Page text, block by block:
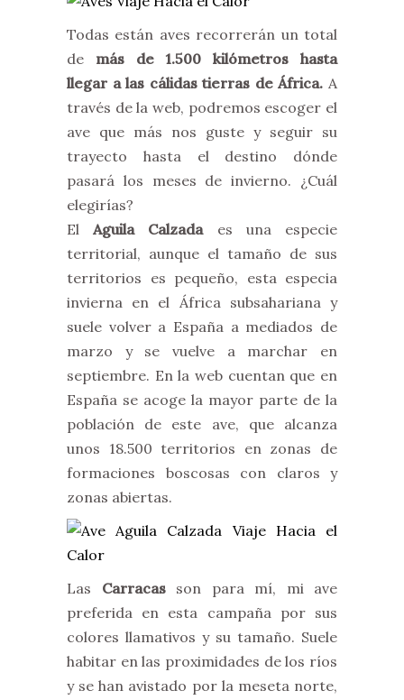
Todas están aves recorrerán un total
de más de 1.500 kilómetros hasta
llegar a las cálidas tierras de África. A
través de la web, podremos escoger el
ave que más nos guste y seguir su
trayecto hasta el destino dónde
pasará los meses de invierno. ¿Cuál
elegirías?
ElAguila Calzadaes una especie
territorial, aunque el tamaño de sus
territorios es pequeño, esta especia
invierna en el África subsahariana y
suele volver a España a mediados de
marzo y se vuelve a marchar en
septiembre. En la web cuentan que en
España se acoge la mayor parte de la
población de este ave, que alcanza
unos 18.500 territorios en zonas de
formaciones boscosas con claros y
zonas abiertas.
Las Carracasson para mí, mi ave
preferida en esta campaña por sus
colores llamativos y su tamaño. Suele
habitar en las proximidades de los ríos
y se han avistado por la meseta norte,